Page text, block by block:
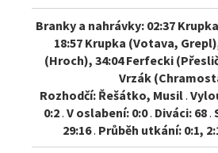
Branky a nahrávky: 02:37
18:57 Krupka (Votava,
(Hroch), 34:04 Ferfecki
Vrzák
Rozhodčí: Řešátko, Musil.
0:2. V oslabení: 0:0. Diváci: 68.
29:16. Průběh utkání: 0:1,